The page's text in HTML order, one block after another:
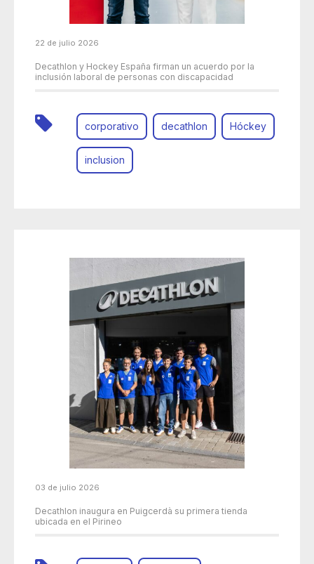
22 de julio 2026
Decathlon y Hockey España firman un acuerdo por la
inclusión laboral de personas con discapacidad
corporativo decathlon Hóckey
inclusion
03 de julio 2026
Decathlon inaugura en Puigcerdà su primera tienda
ubicada en el Pirineo